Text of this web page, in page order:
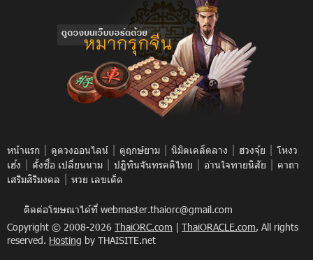
หน้าแรก | ดูดวงออนไลน์ | ดูฤกษ์ยาม | นิมิตเคล็ดลาง | ฮวงจุ้ย | โหงว
เฮ้ง | ตั้งชื่อ เปลี่ยนนาม | ปฎิทินจันทรคติไทย | อ่านใจทายนิสัย | คาถา
เสริมสิริมงคล | หวย เลขเด็ด
ติดต่อโฆษณาได้ที่ webmaster.thaiorc@gmail.com
Copyright © 2008-2026 ThaiORC.com | ThaiORACLE.com, All rights
reserved. Hosting by THAISITE.net